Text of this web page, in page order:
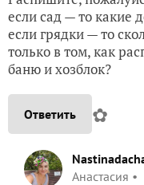
если сад — то какие
если грядки — то
только в том, как
баню и хозблок?
Ответить ✿
Анастасия